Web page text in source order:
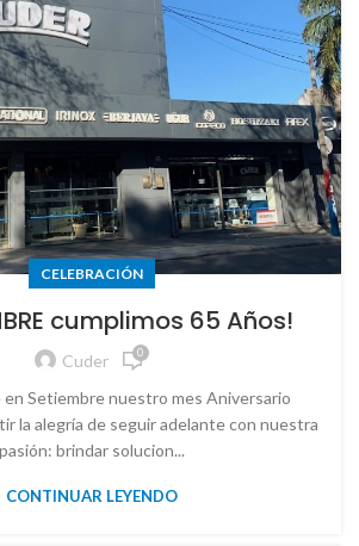
CELEBRACIÓN
cumplimos 65 Años!
Cuder 0
en Setiembre nuestro mes Aniversario
la alegría de seguir adelante con nuestra
pasión: brindar solucion...
CONTINUAR LEYENDO